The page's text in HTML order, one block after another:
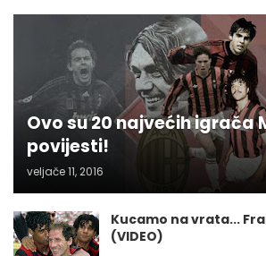
Ovo su 20 najvećih igrača
povijesti!
veljače 11, 2016
Kucamo na vrata...
(VIDEO)